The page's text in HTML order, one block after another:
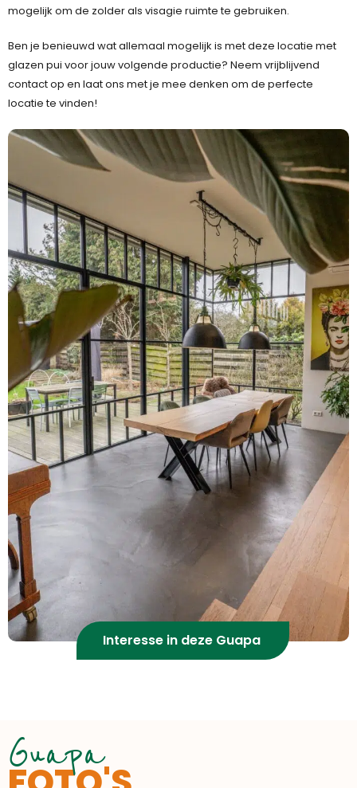
mogelijk om de zolder als visagie ruimte te gebruiken.
Ben je benieuwd wat allemaal mogelijk is met deze locatie met
glazen pui voor jouw volgende productie? Neem vrijblijvend
contact op en laat ons met je mee denken om de perfecte
locatie te vinden!
Interesse in deze Guapa
Guapa